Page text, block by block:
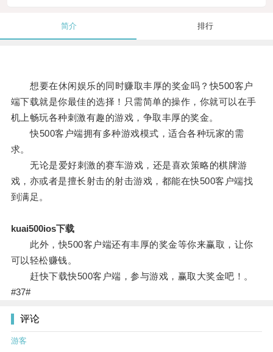
简介 排行
想要在休闲娱乐的同时赚取丰厚的奖金吗？快500客户
端下载就是你最佳的选择！只需简单的操作，你就可以在手
机上畅玩各种刺激有趣的游戏，争取丰厚的奖金。
快500客户端拥有多种游戏模式，适合各种玩家的需
求。
无论是爱好刺激的赛车游戏，还是喜欢策略的棋牌游
戏，亦或者是擅长射击的射击游戏，都能在快500客户端找
到满足。
kuai500ios下载
此外，快500客户端还有丰厚的奖金等你来赢取，让你
可以轻松赚钱。
赶快下载快500客户端，参与游戏，赢取大奖金吧！。
#37#
评论
游客